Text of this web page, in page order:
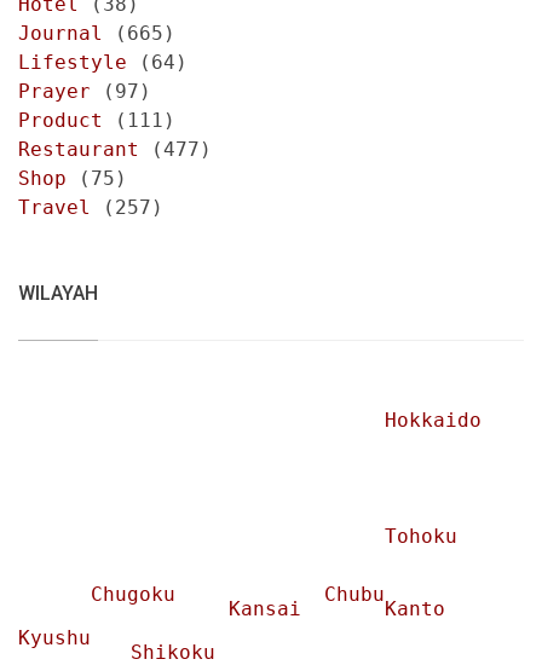
Journal
(665)
Lifestyle (64)
Prayer (97)
Product
(111)
Restaurant
(477)
Shop (75)
Travel
(257)
WILAYAH
Hokkaido
Tohoku
Chubu
Chugoku
Kansai
Kanto
Kyushu
Shikoku